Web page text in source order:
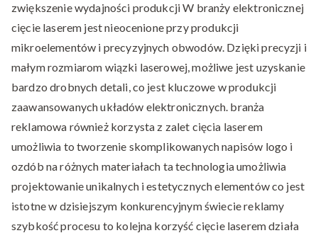
zwiększenie wydajności produkcji W branży elektronicznej
cięcie laserem jest nieocenione przy produkcji
mikroelementów i precyzyjnych obwodów. Dzięki precyzji i
małym rozmiarom wiązki laserowej, możliwe jest uzyskanie
bardzo drobnych detali, co jest kluczowe w produkcji
zaawansowanych układów elektronicznych. branża
reklamowa również korzysta z zalet cięcia laserem
umożliwia to tworzenie skomplikowanych napisów logo i
ozdób na różnych materiałach ta technologia umożliwia
projektowanie unikalnych i estetycznych elementów co jest
istotne w dzisiejszym konkurencyjnym świecie reklamy
szybkość procesu to kolejna korzyść cięcie laserem działa